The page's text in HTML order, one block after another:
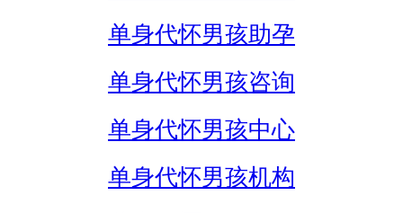
单身代怀男孩助孕
单身代怀男孩咨询
单身代怀男孩中心
单身代怀男孩机构